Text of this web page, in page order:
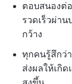
ตอบสนองต่
รวดเร็วผ่า
กว้าง
ทุกคนรู้สึกว่
ส่งผลให้เกิ